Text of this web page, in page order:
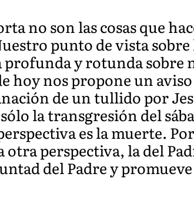
no son las cosas que
punto de vista
y rotunda sobre
hoy nos propone un
de un tullido por
la transgresión del
es la muerte.
perspectiva, la del
del Padre y